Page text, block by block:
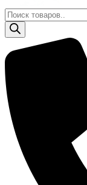
Поиск
товаров